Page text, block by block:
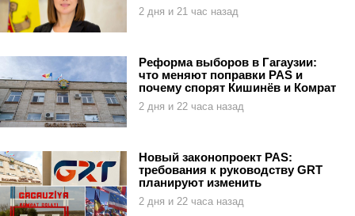
2 дня и 21 час назад
Реформа выборов в Гагаузии:
что меняют поправки PAS и
почему спорят Кишинёв и Комрат
2 дня и 22 часа назад
Новый законопроект PAS:
требования к руководству GRT
планируют изменить
2 дня и 22 часа назад